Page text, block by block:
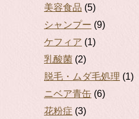
美容食品 (5)
シャンプー (9)
ケフィア (1)
乳酸菌 (2)
脱毛・ムダ毛処理 (1)
ニベア青缶 (6)
花粉症 (3)